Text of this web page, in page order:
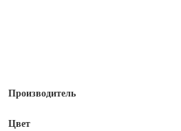
Производитель
Цвет